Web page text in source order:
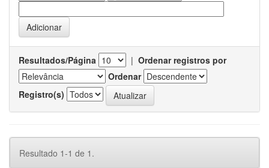
Resultados/Página | Ordenar registros por
Ordenar
Registro(s)
Resultado 1-1 de 1.